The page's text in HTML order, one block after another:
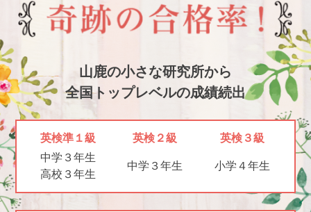
山鹿の小さな研究所から
全国トップレベルの成績続出
英検準１級 英検２級
英検３級
中学３年生
高校３年生
中学３年生 小学４年生